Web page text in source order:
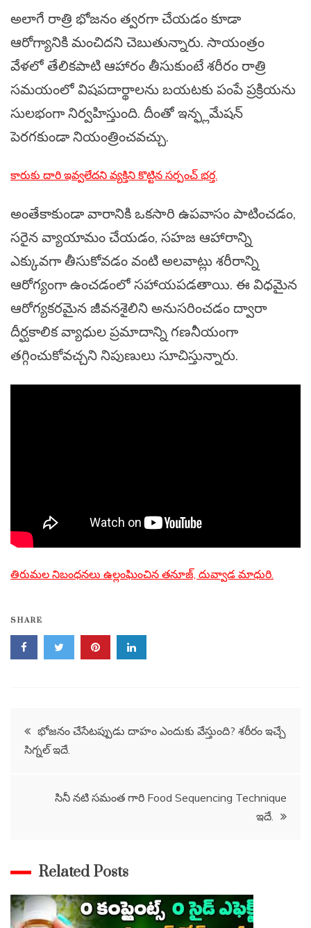
అలాగే రాత్రి భోజనం త్వరగా చేయడం కూడా
ఆరోగ్యానికి మంచిదని చెబుతున్నారు. సాయంత్రం
వేళలో తేలికపాటి ఆహారం తీసుకుంటే శరీరం రాత్రి
సమయంలో విషపదార్థాలను బయటకు పంపే ప్రక్రియను
సులభంగా నిర్వహిస్తుంది. దీంతో ఇన్ఫ్లమేషన్
పెరగకుండా నియంత్రించవచ్చు.
కారుకు దారి ఇవ్వలేదని వ్యక్తిని కొట్టిన సర్పంచ్ భర్త.
అంతేకాకుండా వారానికి ఒకసారి ఉపవాసం పాటించడం,
సరైన వ్యాయామం చేయడం, సహజ ఆహారాన్ని
ఎక్కువగా తీసుకోవడం వంటి అలవాట్లు శరీరాన్ని
ఆరోగ్యంగా ఉంచడంలో సహాయపడతాయి. ఈ విధమైన
ఆరోగ్యకరమైన జీవనశైలిని అనుసరించడం ద్వారా
దీర్ఘకాలిక వ్యాధుల ప్రమాదాన్ని గణనీయంగా
తగ్గించుకోవచ్చని నిపుణులు సూచిస్తున్నారు.
తిరుమల నిబంధనలు ఉల్లంఘించిన తనూజ్, దువ్వాడ మాధురి.
SHARE
Post
navigation
భోజనం చేసేటప్పుడు దాహం ఎందుకు వేస్తుంది? శరీరం ఇచ్చే
సిగ్నల్ ఇదే.
సినీ నటి సమంత గారి Food Sequencing Technique
ఇదే.
Related Posts